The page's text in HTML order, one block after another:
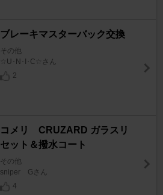
ブレーキマスターバック交換
その他
☆U･N･I･C☆さん
2
コメリ CRUZARD ガラスリ
セット＆撥水コート
その他
sniper Gさん
4